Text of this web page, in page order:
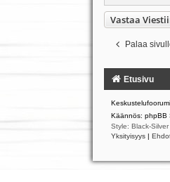
Vastaa
Palaa
Etusivu
Käännös: phpBB
Style: Black-
Yksityisyys |